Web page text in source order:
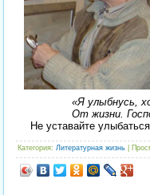
«Я улыбнусь,
От жизни.
Не уставайте
Категория: Литературная жизнь